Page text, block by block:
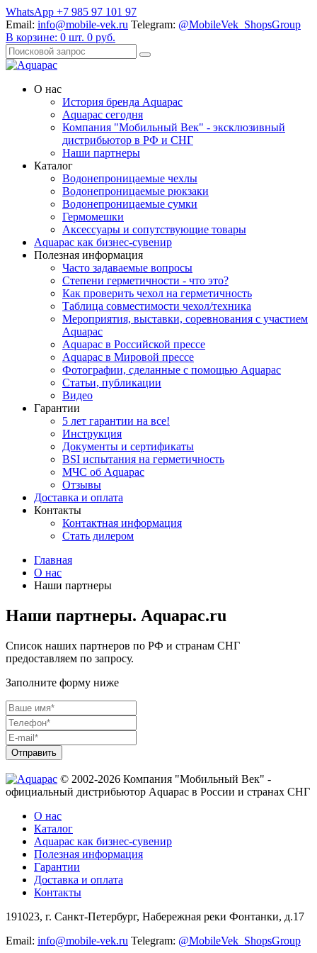
WhatsApp +7 985 97 101 97
Email: info@mobile-vek.ru Telegram: @MobileVek_ShopsGroup
В корзине: 0 шт. 0 руб.
О нас
История бренда Aquapac
Aquapac cегодня
Компания "Мобильный Век" - эксклюзивный
дистрибьютор в РФ и СНГ
Наши партнеры
Каталог
Водонепроницаемые чехлы
Водонепроницаемые рюкзаки
Водонепроницаемые сумки
Гермомешки
Аксессуары и сопутствующие товары
Aquapac как бизнес-сувенир
Полезная информация
Часто задаваемые вопросы
Степени герметичности - что это?
Как проверить чехол на герметичность
Таблица совместимости чехол/техника
Мероприятия, выставки, соревнования с участием
Aquapac
Aquapac в Российской прессе
Aquapac в Мировой прессе
Фотографии, сделанные с помощью Aquapac
Статьи, публикации
Видео
Гарантии
5 лет гарантии на все!
Инструкция
Документы и сертификаты
BSI испытания на герметичность
МЧС об Aquapac
Отзывы
Доставка и оплата
Контакты
Контактная информация
Стать дилером
Главная
О нас
Наши партнеры
Наши партнеры. Aquapac.ru
Список наших партнеров по РФ и странам СНГ
предоставляем по запросу.
Заполните форму ниже
Отправить
© 2002-2026 Компания "Мобильный Век" -
официальный дистрибьютор Aquapac в России и странах СНГ
О нас
Каталог
Aquapac как бизнес-сувенир
Полезная информация
Гарантии
Доставка и оплата
Контакты
191023, г. Санкт-Петербург, Набережная реки Фонтанки, д.17
Email: info@mobile-vek.ru Telegram: @MobileVek_ShopsGroup